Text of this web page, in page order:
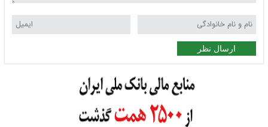
ارسال نظر